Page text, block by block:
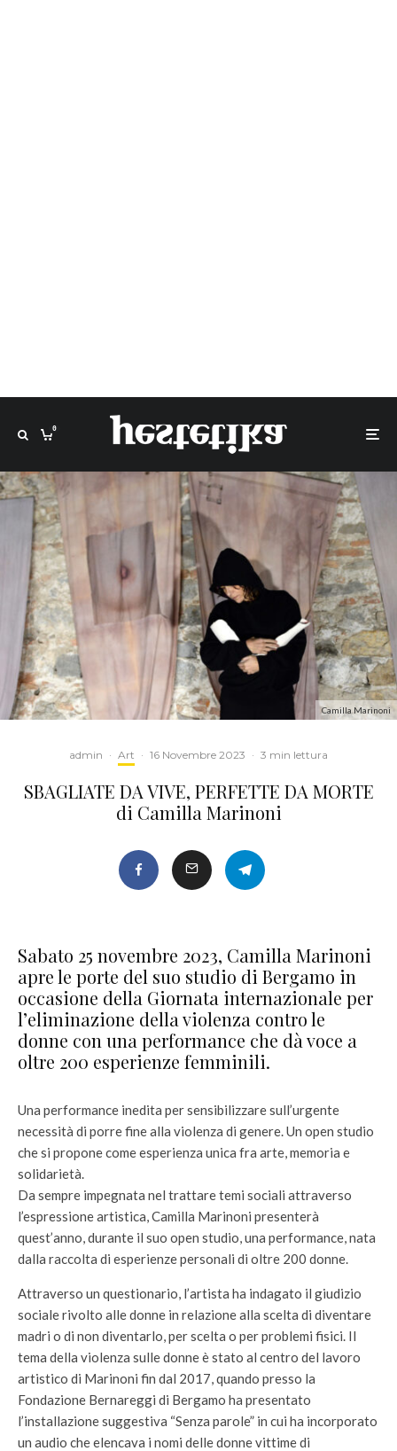
0
Camilla Marinoni
admin · Art · 16 Novembre 2023 · 3 min lettura
SBAGLIATE DA VIVE, PERFETTE DA MORTE
di Camilla Marinoni
Sabato 25 novembre 2023, Camilla Marinoni
apre le porte del suo studio di Bergamo in
occasione della Giornata internazionale per
l’eliminazione della violenza contro le
donne con una performance che dà voce a
oltre 200 esperienze femminili.
Una performance inedita per sensibilizzare sull’urgente
necessità di porre fine alla violenza di genere. Un open studio
che si propone come esperienza unica fra arte, memoria e
solidarietà.
Da sempre impegnata nel trattare temi sociali attraverso
l’espressione artistica, Camilla Marinoni presenterà
quest’anno, durante il suo open studio, una performance, nata
dalla raccolta di esperienze personali di oltre 200 donne.
Attraverso un questionario, l’artista ha indagato il giudizio
sociale rivolto alle donne in relazione alla scelta di diventare
madri o di non diventarlo, per scelta o per problemi fisici. Il
tema della violenza sulle donne è stato al centro del lavoro
artistico di Marinoni fin dal 2017, quando presso la
Fondazione Bernareggi di Bergamo ha presentato
l’installazione suggestiva “Senza parole” in cui ha incorporato
un audio che elencava i nomi delle donne vittime di